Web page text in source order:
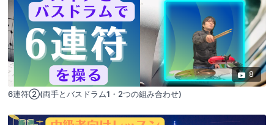
8
6連符②(両手とバスドラム1・2つの組み合わせ)